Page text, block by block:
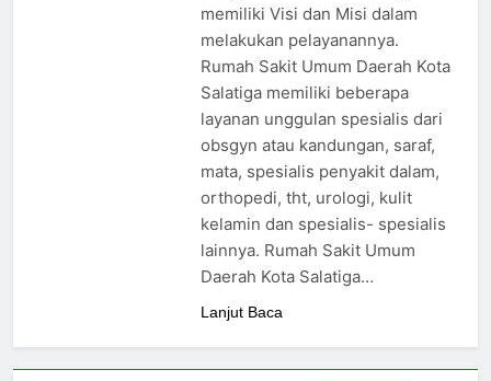
memiliki Visi dan Misi dalam
melakukan pelayanannya.
Rumah Sakit Umum Daerah Kota
Salatiga memiliki beberapa
layanan unggulan spesialis dari
obsgyn atau kandungan, saraf,
mata, spesialis penyakit dalam,
orthopedi, tht, urologi, kulit
kelamin dan spesialis- spesialis
lainnya. Rumah Sakit Umum
Daerah Kota Salatiga…
Lanjut Baca